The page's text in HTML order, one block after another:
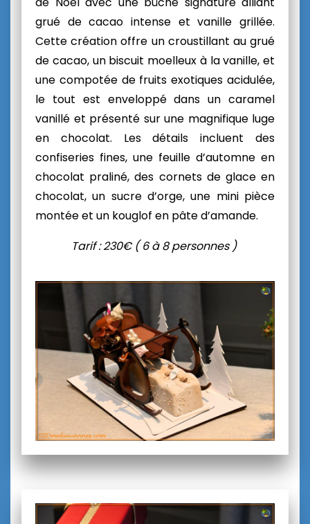
grué de cacao intense et vanille grillée.
Cette création offre un croustillant au grué
de cacao, un biscuit moelleux à la vanille, et
une compotée de fruits exotiques acidulée,
le tout est enveloppé dans un caramel
vanillé et présenté sur une magnifique luge
en chocolat. Les détails incluent des
confiseries fines, une feuille d’automne en
chocolat praliné, des cornets de glace en
chocolat, un sucre d’orge, une mini pièce
montée et un kouglof en pâte d’amande.
Tarif : 230€ ( 6 à 8 personnes )